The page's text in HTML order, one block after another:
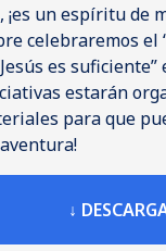
un espíritu de
celebraremos
es
estarán
para que
↓